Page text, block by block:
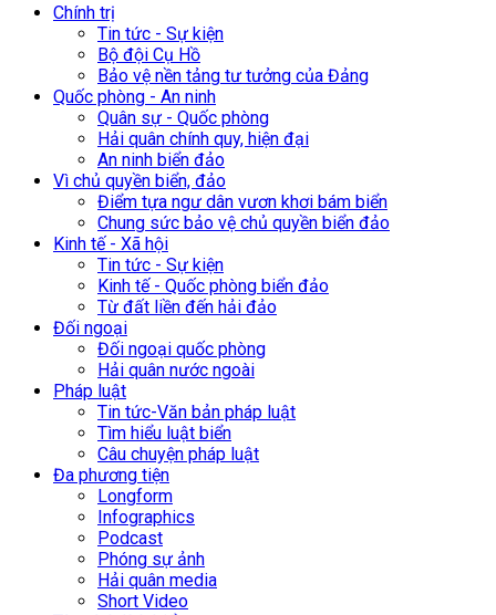
Chính trị
Tin tức - Sự kiện
Bộ đội Cụ Hồ
Bảo vệ nền tảng tư tưởng của Đảng
Quốc phòng - An ninh
Quân sự - Quốc phòng
Hải quân chính quy, hiện đại
An ninh biển đảo
Vì chủ quyền biển, đảo
Điểm tựa ngư dân vươn khơi bám biển
Chung sức bảo vệ chủ quyền biển đảo
Kinh tế - Xã hội
Tin tức - Sự kiện
Kinh tế - Quốc phòng biển đảo
Từ đất liền đến hải đảo
Đối ngoại
Đối ngoại quốc phòng
Hải quân nước ngoài
Pháp luật
Tin tức-Văn bản pháp luật
Tìm hiểu luật biển
Câu chuyện pháp luật
Đa phương tiện
Longform
Infographics
Podcast
Phóng sự ảnh
Hải quân media
Short Video